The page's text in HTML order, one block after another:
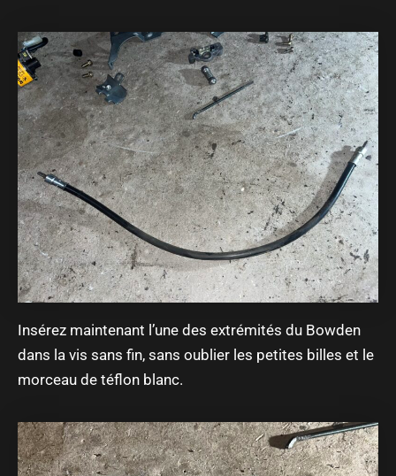
Insérez maintenant l’une des extrémités du Bowden
dans la vis sans fin, sans oublier les petites billes et le
morceau de téflon blanc.